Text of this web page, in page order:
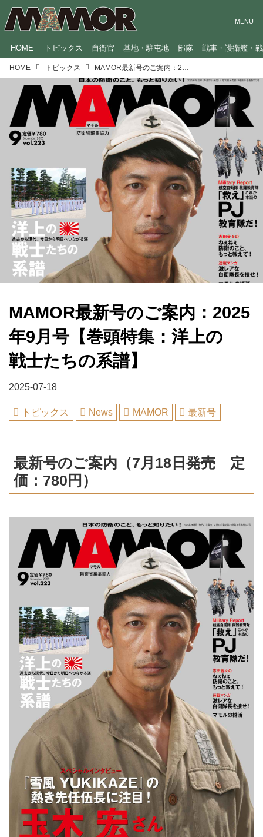
HOME トピックス 自衛官 基地・駐屯地 部隊 戦車・護衛艦・
HOME トピックス
MAMOR最新号のご案内：2025
年9月号【巻頭特集：洋上の
戦士たちの系譜】
2025-07-18
トピックス News MAMOR 最新号
最新号のご案内（7月18日発売 定
価：780円）